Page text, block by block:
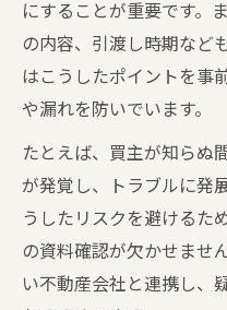
不動産売買で
プロ目線で学
不動産売買リ
契約時に注意し
不動産売買で
不動産副業の始め
不動産売買副
副業に適した不
にすることが重要です。
の内容、引渡し時期など
はこうしたポイントを事
や漏れを防いでいます。
たとえば、買主が知らぬ
が発覚し、トラブルに発
うしたリスクを避けるた
の資料確認が欠かせませ
い不動産会社と連携し、